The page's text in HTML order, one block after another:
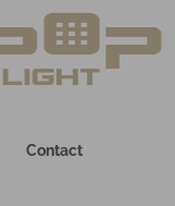
Contact